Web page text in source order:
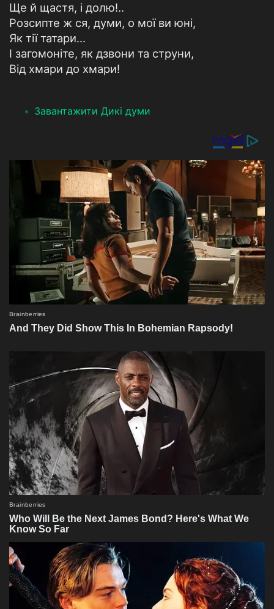
Ще й щастя, і долю!..
Розсипте ж ся, думи, о мої ви юні,
Як тії татари...
І загомоніте, як дзвони та струни,
Від хмари до хмари!
Завантажити Дикі думи